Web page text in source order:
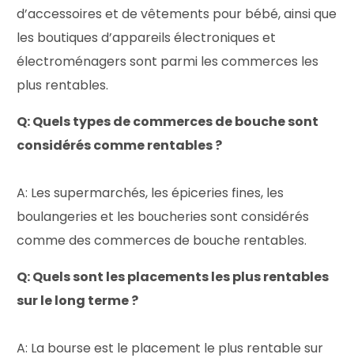
d’accessoires et de vêtements pour bébé, ainsi que
les boutiques d’appareils électroniques et
électroménagers sont parmi les commerces les
plus rentables.
Q: Quels types de commerces de bouche sont
considérés comme rentables ?
A: Les supermarchés, les épiceries fines, les
boulangeries et les boucheries sont considérés
comme des commerces de bouche rentables.
Q: Quels sont les placements les plus rentables
sur le long terme ?
A: La bourse est le placement le plus rentable sur